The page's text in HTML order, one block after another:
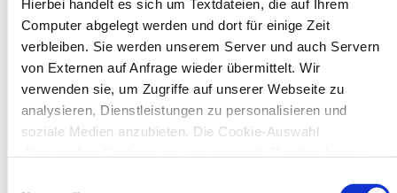
Hierbei handelt es sich um Textdateien, die auf Ihrem
Computer abgelegt werden und dort für einige Zeit
verbleiben. Sie werden unserem Server und auch Servern
von Externen auf Anfrage wieder übermittelt. Wir
verwenden sie, um Zugriffe auf unserer Webseite zu
analysieren, Dienstleistungen zu personalisieren und
soziale Medien anzubieten. Die Cookie-Auswahl
Online-Terminvergabe
Ausländerangelegenheiten
Beurkundung Vaterschaft, Sorge